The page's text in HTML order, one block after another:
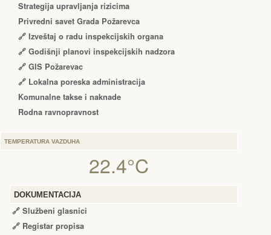
Strategija upravljanja rizicima
Privredni savet Grada Požarevca
🔗 Izveštaj o radu inspekcijskih organa
🔗 Godišnji planovi inspekcijskih nadzora
🔗 GIS Požarevac
🔗 Lokalna poreska administracija
Komunalne takse i naknade
Rodna ravnopravnost
TEMPERATURA VAZDUHA
22.4°C
DOKUMENTACIJA
🔗 Službeni glasnici
🔗 Registar propisa